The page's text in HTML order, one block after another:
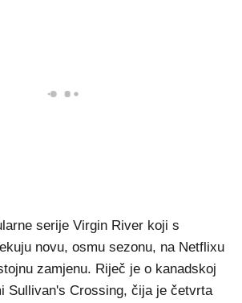
serije Virgin River koji s
novu, osmu sezonu, na Netflixu
zamjenu. Riječ je o kanadskoj
Sullivan's Crossing, čija je četvrta